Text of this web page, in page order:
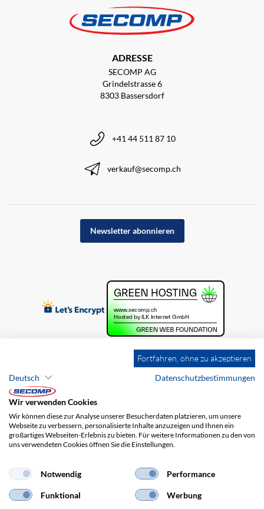
ADRESSE
SECOMP AG
Grindelstrasse 6
8303 Bassersdorf
+41 44 511 87 10
verkauf@secomp.ch
Newsletter abonnieren
Brands Impressum
AGB
Haftungsausschluss
Versandkosten
Fortfahren, ohne zu akzeptieren
Deutsch
Datenschutzbestimmungen
Wir verwenden Cookies
Wir können diese zur Analyse unserer Besucherdaten platzieren, um unsere
Webseite zu verbessern, personalisierte Inhalte anzuzeigen und Ihnen ein
großartiges Webseiten-Erlebnis zu bieten. Für weitere Informationen zu den von
uns verwendeten Cookies öffnen Sie die Einstellungen.
Notwendig Performance
Funktional Werbung